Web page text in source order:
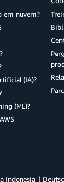
em nuvem?
(IA)?
(ML)?
Indonesia